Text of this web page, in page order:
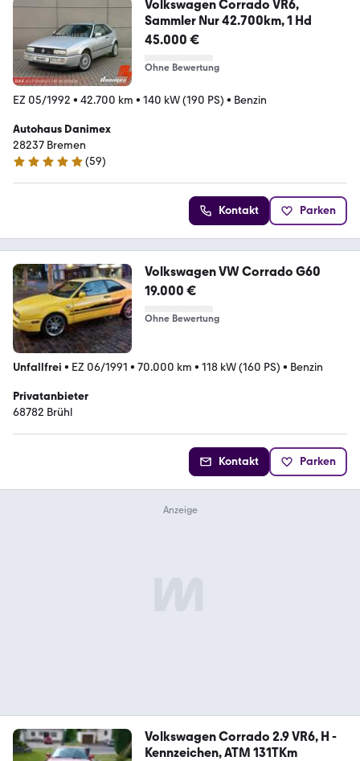
Volkswagen Corrado VR6,
Sammler Nur 42.700km, 1 Hd
45.000 €
Ohne Bewertung
EZ 05/1992 • 42.700 km • 140 kW (190 PS) • Benzin
Autohaus Danimex
28237 Bremen
4.9 Sterne
(59)
Kontakt Parken
Volkswagen VW Corrado G60
19.000 €
Ohne Bewertung
Unfallfrei • EZ 06/1991 • 70.000 km • 118 kW (160 PS) • Benzin
Privatanbieter
68782 Brühl
Kontakt Parken
Volkswagen Corrado 2.9 VR6, H -
Kennzeichen, ATM 131TKm